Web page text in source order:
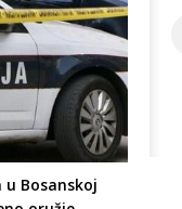
u Bosanskoj